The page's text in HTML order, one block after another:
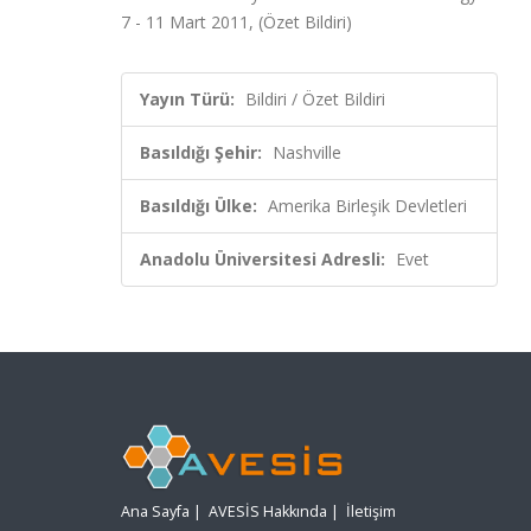
7 - 11 Mart 2011, (Özet Bildiri)
Yayın Türü: Bildiri / Özet Bildiri
Basıldığı Şehir: Nashville
Basıldığı Ülke: Amerika Birleşik Devletleri
Anadolu Üniversitesi Adresli: Evet
Ana Sayfa | AVESİS Hakkında | İletişim